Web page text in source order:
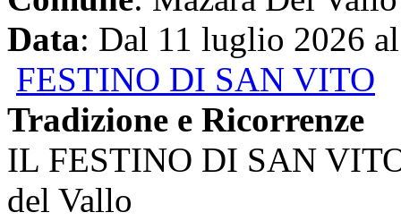
Data: Dal 11 luglio 2026
FESTINO DI SAN VITO
Tradizione e Ricorrenze
IL FESTINO DI SAN
del Vallo